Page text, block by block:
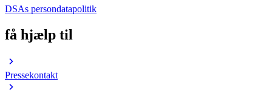
DSAs persondatapolitik
få hjælp til
Pressekontakt